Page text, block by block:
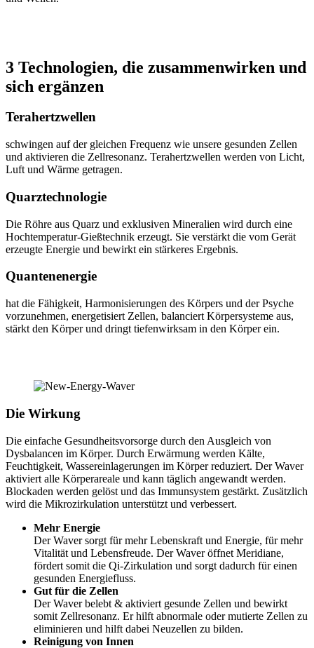
3 Technologien, die zusammenwirken und
sich ergänzen
Terahertzwellen
schwingen auf der gleichen Frequenz wie unsere gesunden Zellen
und aktivieren die Zellresonanz. Terahertzwellen werden von Licht,
Luft und Wärme getragen.
Quarztechnologie
Die Röhre aus Quarz und exklusiven Mineralien wird durch eine
Hochtemperatur-Gießtechnik erzeugt. Sie verstärkt die vom Gerät
erzeugte Energie und bewirkt ein stärkeres Ergebnis.
Quantenenergie
hat die Fähigkeit, Harmonisierungen des Körpers und der Psyche
vorzunehmen, energetisiert Zellen, balanciert Körpersysteme aus,
stärkt den Körper und dringt tiefenwirksam in den Körper ein.
Die Wirkung
Die einfache Gesundheitsvorsorge durch den Ausgleich von
Dysbalancen im Körper. Durch Erwärmung werden Kälte,
Feuchtigkeit, Wassereinlagerungen im Körper reduziert. Der Waver
aktiviert alle Körperareale und kann täglich angewandt werden.
Blockaden werden gelöst und das Immunsystem gestärkt. Zusätzlich
wird die Mikrozirkulation unterstützt und verbessert.
Mehr Energie
Der Waver sorgt für mehr Lebenskraft und Energie, für mehr
Vitalität und Lebensfreude. Der Waver öffnet Meridiane,
fördert somit die Qi-Zirkulation und sorgt dadurch für einen
gesunden Energiefluss.
Gut für die Zellen
Der Waver belebt & aktiviert gesunde Zellen und bewirkt
somit Zellresonanz. Er hilft abnormale oder mutierte Zellen zu
eliminieren und hilft dabei Neuzellen zu bilden.
Reinigung von Innen